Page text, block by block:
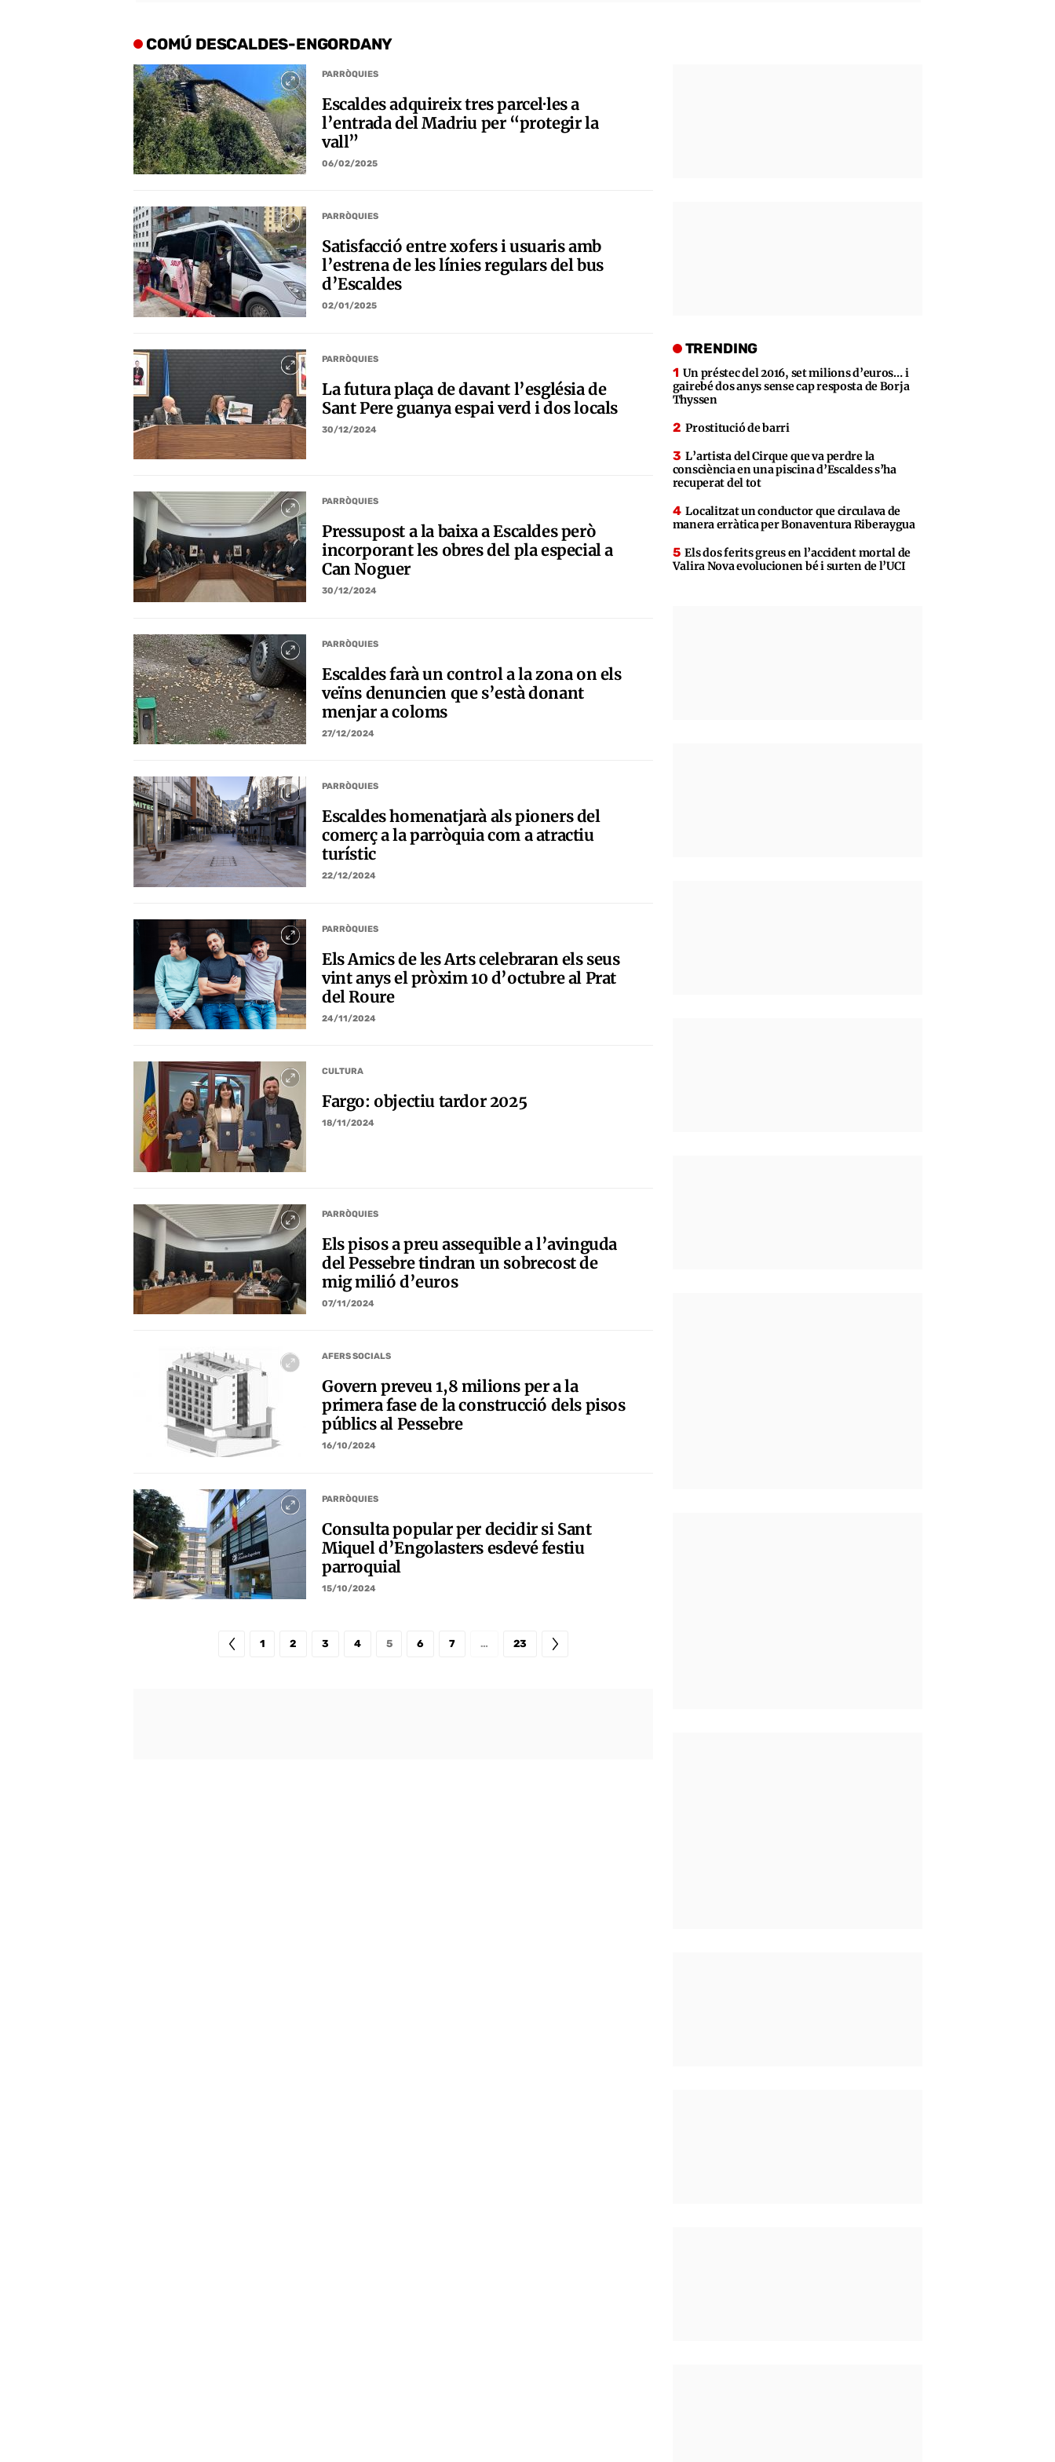
COMÚ DESCALDES-ENGORDANY
PARRÒQUIES
Escaldes adquireix tres parcel·les a
l’entrada del Madriu per “protegir la
vall”
06/02/2025
PARRÒQUIES
Satisfacció entre xofers i usuaris amb
l’estrena de les línies regulars del bus
d’Escaldes
02/01/2025
PARRÒQUIES
La futura plaça de davant l’església de
Sant Pere guanya espai verd i dos locals
30/12/2024
PARRÒQUIES
Pressupost a la baixa a Escaldes però
incorporant les obres del pla especial a
Can Noguer
30/12/2024
PARRÒQUIES
Escaldes farà un control a la zona on els
veïns denuncien que s’està donant
menjar a coloms
27/12/2024
PARRÒQUIES
Escaldes homenatjarà als pioners del
comerç a la parròquia com a atractiu
turístic
22/12/2024
PARRÒQUIES
Els Amics de les Arts celebraran els seus
vint anys el pròxim 10 d’octubre al Prat
del Roure
24/11/2024
CULTURA
Fargo: objectiu tardor 2025
18/11/2024
PARRÒQUIES
Els pisos a preu assequible a l’avinguda
del Pessebre tindran un sobrecost de
mig milió d’euros
07/11/2024
AFERS SOCIALS
Govern preveu 1,8 milions per a la
primera fase de la construcció dels pisos
públics al Pessebre
16/10/2024
PARRÒQUIES
Consulta popular per decidir si Sant
Miquel d’Engolasters esdevé festiu
parroquial
15/10/2024
1 2 3 4 5 6 7 … 23
TRENDING
Un préstec del 2016, set milions d’euros… i
gairebé dos anys sense cap resposta de Borja
Thyssen
Prostitució de barri
L’artista del Cirque que va perdre la
consciència en una piscina d’Escaldes s’ha
recuperat del tot
Localitzat un conductor que circulava de
manera erràtica per Bonaventura Riberaygua
Els dos ferits greus en l’accident mortal de
Valira Nova evolucionen bé i surten de l’UCI